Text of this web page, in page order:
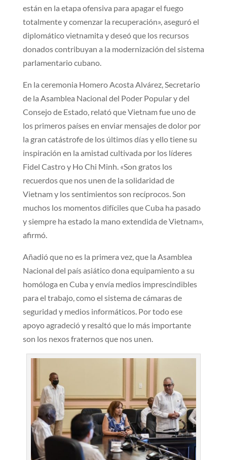
están en la etapa ofensiva para apagar el fuego
totalmente y comenzar la recuperación», aseguró el
diplomático vietnamita y deseó que los recursos
donados contribuyan a la modernización del sistema
parlamentario cubano.
En la ceremonia Homero Acosta Alvárez, Secretario
de la Asamblea Nacional del Poder Popular y del
Consejo de Estado, relató que Vietnam fue uno de
los primeros países en enviar mensajes de dolor por
la gran catástrofe de los últimos días y ello tiene su
inspiración en la amistad cultivada por los líderes
Fidel Castro y Ho Chi Minh. «Son gratos los
recuerdos que nos unen de la solidaridad de
Vietnam y los sentimientos son recíprocos. Son
muchos los momentos difíciles que Cuba ha pasado
y siempre ha estado la mano extendida de Vietnam»,
afirmó.
Añadió que no es la primera vez, que la Asamblea
Nacional del país asiático dona equipamiento a su
homóloga en Cuba y envía medios imprescindibles
para el trabajo, como el sistema de cámaras de
seguridad y medios informáticos. Por todo ese
apoyo agradeció y resaltó que lo más importante
son los nexos fraternos que nos unen.